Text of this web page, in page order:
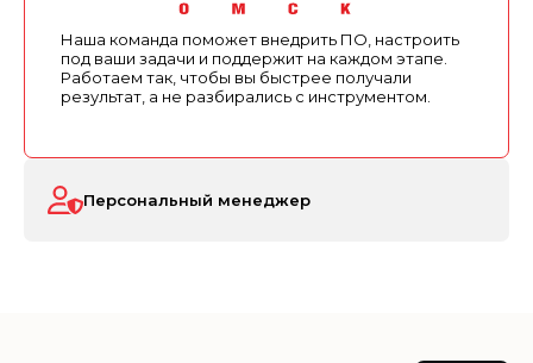
Наша команда поможет внедрить ПО, настроить
под ваши задачи и поддержит на каждом этапе.
Работаем так, чтобы вы быстрее получали
результат, а не разбирались с инструментом.
Персональный менеджер